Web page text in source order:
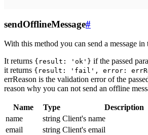
sendOfflineMessage#
With this method you can send a message
It returns {result: 'ok'} if the passed
it returns {result: 'fail', error:
errReason is the validation error of the
reason why you can not send an offline
Name Type
Description
name
string Client's name
email
string Client's email